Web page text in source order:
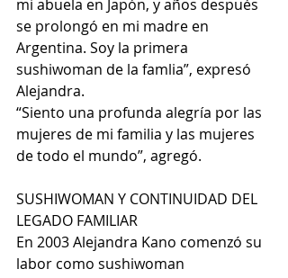
mi abuela en Japón, y años después
se prolongó en mi madre en
Argentina. Soy la primera
sushiwoman de la famlia”, expresó
Alejandra.
“Siento una profunda alegría por las
mujeres de mi familia y las mujeres
de todo el mundo”, agregó.
SUSHIWOMAN Y CONTINUIDAD DEL
LEGADO FAMILIAR
En 2003 Alejandra Kano comenzó su
labor como sushiwoman